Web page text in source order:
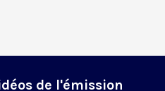
de l'émission